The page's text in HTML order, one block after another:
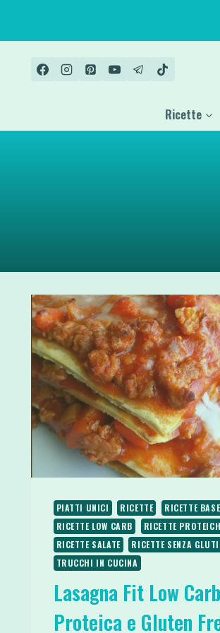
contenuto
Ricette
PIATTI UNICI RICETTE
RICETTE BASE
RICETTE LOW CARB
RICETTE
RICETTE SALATE
RICETTE SENZA
TRUCCHI IN CUCINA
Lasagna Fit Low Carb
Proteica e Gluten